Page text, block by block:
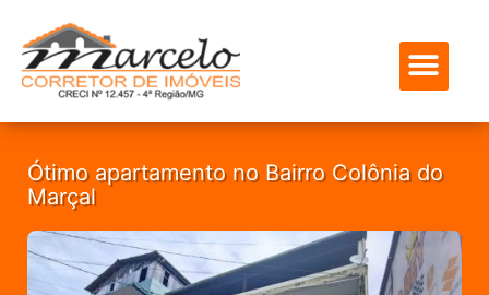
Ótimo apartamento no Bairro Colônia do
Marçal